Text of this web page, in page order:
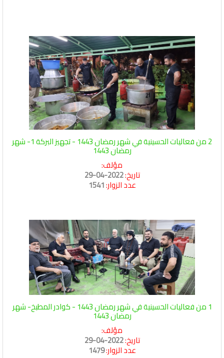
2 من فعاليات الحسينية في شهر رمضان 1443 - تجهيز البركة 1- شهر
رمضان 1443
مؤلف:
تاريخ:2022-04-29
عدد الزوار:1541
1 من فعاليات الحسينية في شهر رمضان 1443 - كوادر المطبخ- شهر
رمضان 1443
مؤلف:
تاريخ:2022-04-29
عدد الزوار:1479